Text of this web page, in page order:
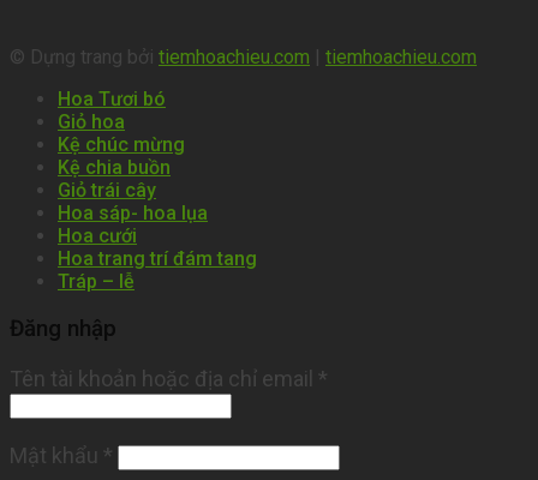
© Dựng trang bởi tiemhoachieu.com | tiemhoachieu.com
Hoa Tươi bó
Giỏ hoa
Kệ chúc mừng
Kệ chia buồn
Giỏ trái cây
Hoa sáp- hoa lụa
Hoa cưới
Hoa trang trí đám tang
Tráp – lễ
Đăng nhập
Tên tài khoản hoặc địa chỉ email *
Mật khẩu *